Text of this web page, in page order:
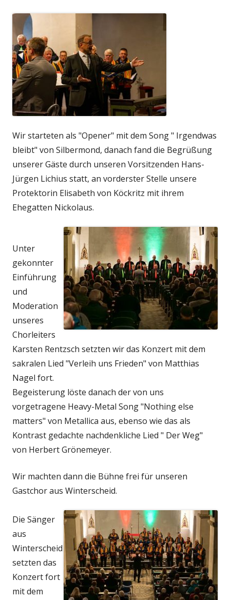
Wir starteten als "Opener" mit dem Song " Irgendwas
bleibt" von Silbermond, danach fand die Begrüßung
unserer Gäste durch unseren Vorsitzenden Hans-
Jürgen Lichius statt, an vorderster Stelle unsere
Protektorin Elisabeth von Köckritz mit ihrem
Ehegatten Nickolaus.
Unter
gekonnter
Einführung
und
Moderation
unseres
Chorleiters
Karsten Rentzsch setzten wir das Konzert mit dem
sakralen Lied "Verleih uns Frieden" von Matthias
Nagel fort.
Begeisterung löste danach der von uns
vorgetragene Heavy-Metal Song "Nothing else
matters" von Metallica aus, ebenso wie das als
Kontrast gedachte nachdenkliche Lied " Der Weg"
von Herbert Grönemeyer.
Wir machten dann die Bühne frei für unseren
Gastchor aus Winterscheid.
Die Sänger
aus
Winterscheid
setzten das
Konzert fort
mit dem